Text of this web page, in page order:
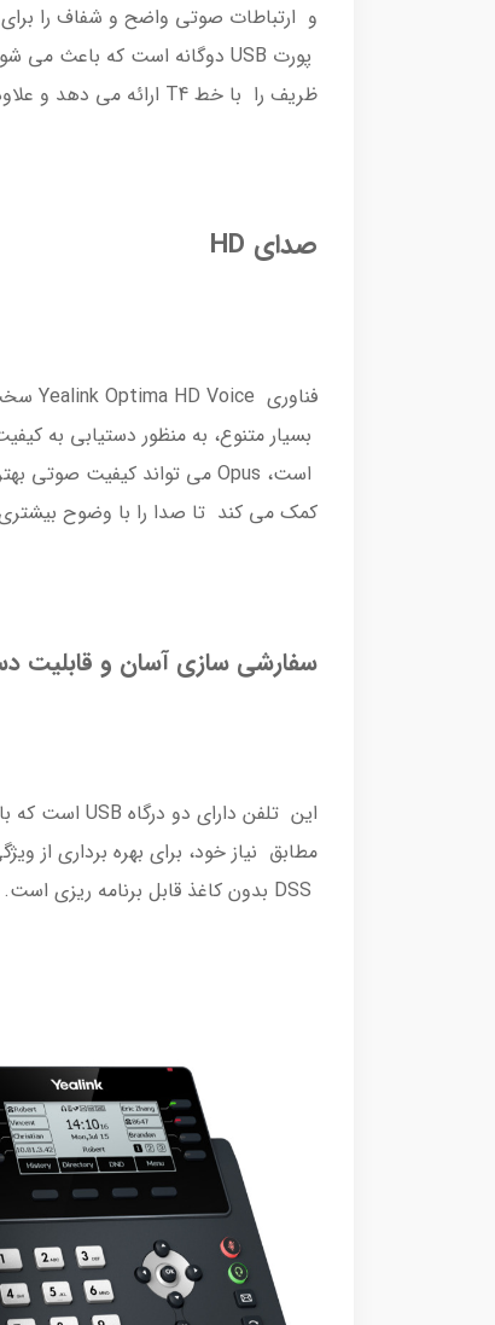
ظریف را با خط T4 ارائه می دهد و علاوه بر این ، قابلیت های جدیدی برای ارتباطات بیشتر و با کیفیت بالا تر ارائه می دهد.
صدای HD
کمک می کند تا صدا را با وضوح
سفارشی سازی آسان و قابلیت